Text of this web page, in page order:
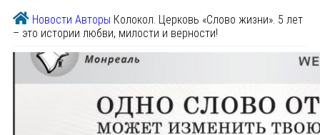
Новости Авторы Колокол. Церковь «Слово жизни». 5 лет
– это истории любви, милости и верности!